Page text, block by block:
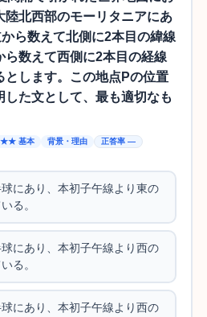
陸北西部のモーリタニアにあ
ら数えて北側に2本目の緯線
ら数えて西側に2本目の経線
とします。この地点Pの位置
した文として、最も適切なも
★★ 基本 背景・理由
正答率 —
にあり、本初子午線より東の
る。
にあり、本初子午線より西の
る。
にあり、本初子午線より西の